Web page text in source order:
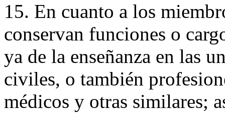
15. En cuanto a los
conservan funciones o
ya de la enseñanza en las
civiles, o también
médicos y otras similares;